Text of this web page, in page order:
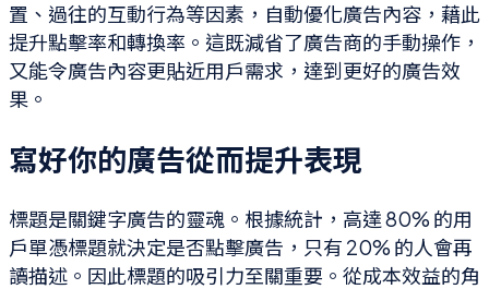
置、過往的互動行為等因素，自動優化廣告內容，藉此
提升點擊率和轉換率。這既減省了廣告商的手動操作，
又能令廣告內容更貼近用戶需求，達到更好的廣告效
果。
寫好你的廣告從而提升表現
標題是關鍵字廣告的靈魂。根據統計，高達 80% 的用
戶單憑標題就決定是否點擊廣告，只有 20% 的人會再
讀描述。因此標題的吸引力至關重要。從成本效益的角